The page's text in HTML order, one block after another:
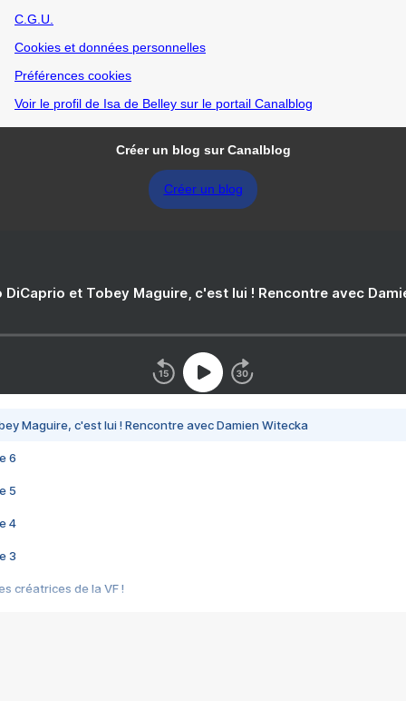
C.G.U.
Cookies et données personnelles
Préférences cookies
Voir le profil de Isa de Belley sur le portail Canalblog
Créer un blog sur Canalblog
Créer un blog
DiCaprio et Tobey Maguire, c'est lui ! Rencontre avec
Maguire, c'est lui ! Rencontre avec Damien Witecka
6
5
4
3
créatrices de la VF !